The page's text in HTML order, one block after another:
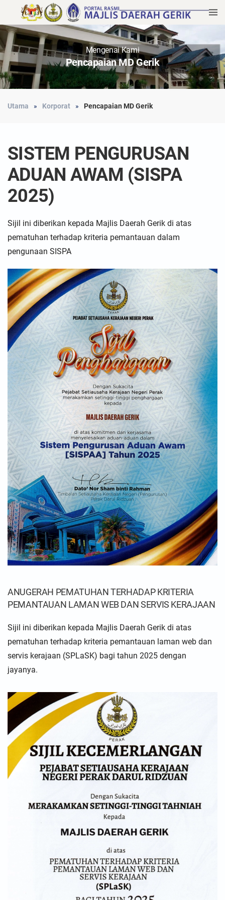
Mengenai Kami
Pencapaian MD Gerik
Utama Korporat Pencapaian MD Gerik
SISTEM PENGURUSAN
ADUAN AWAM (SISPA
2025)
Sijil ini diberikan kepada Majlis Daerah Gerik di atas
pematuhan terhadap kriteria pemantauan dalam
pengunaan SISPA
ANUGERAH PEMATUHAN TERHADAP KRITERIA
PEMANTAUAN LAMAN WEB DAN SERVIS KERAJAAN
Sijil ini diberikan kepada Majlis Daerah Gerik di atas
pematuhan terhadap kriteria pemantauan laman web dan
servis kerajaan (SPLaSK) bagi tahun 2025 dengan
jayanya.